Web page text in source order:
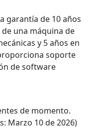
garantía de 10 años
una máquina de
y 5 años en
soporte
de software
de momento.
Marzo 10 de 2026)